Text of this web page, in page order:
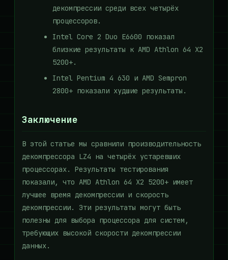
декомпрессии среди всех четырёх
процессоров.
Intel Core 2 Duo E6600 показал
близкие результаты к AMD Athlon 64 X2
5200+.
Intel Pentium 4 630 и AMD Sempron
2800+ показали худшие результаты.
Заключение
В этой статье мы сравнили производительность
декомпрессора LZ4 на четырёх устаревших
процессорах. Результаты тестирования
показали, что AMD Athlon 64 X2 5200+ имеет
лучшее время декомпрессии и скорость
декомпрессии. Эти результаты могут быть
полезны для выбора процессора для систем,
требующих высокой скорости декомпрессии
данных.